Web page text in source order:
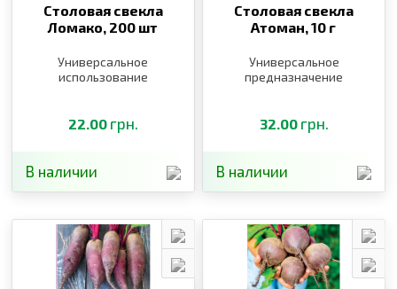
Столовая свекла
Ломако, 200 шт
Универсальное
использование
22.00 грн.
В наличии
Столовая свекла
Атоман,10 г
Универсальное
предназначение
32.00 грн.
В наличии